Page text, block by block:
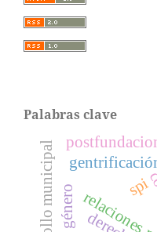
Palabras clave
spi